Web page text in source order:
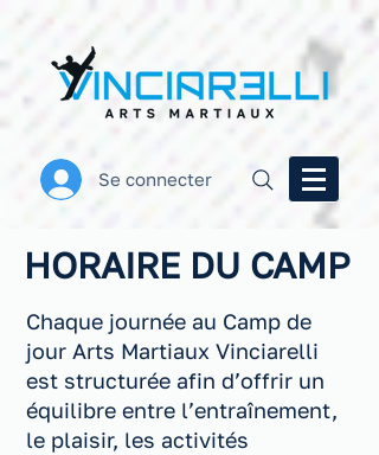
Se connecter
HORAIRE DU CAMP
Chaque journée au Camp de
jour Arts Martiaux Vinciarelli
est structurée afin d’offrir un
équilibre entre l’entraînement,
le plaisir, les activités